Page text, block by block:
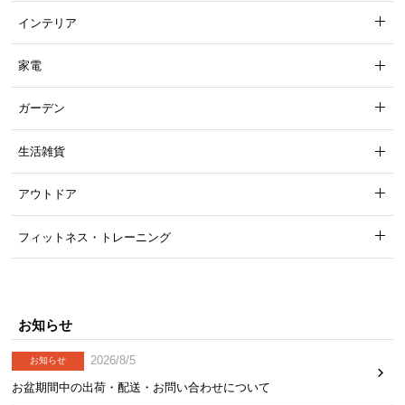
インテリア
家電
ガーデン
生活雑貨
アウトドア
フィットネス・トレーニング
お知らせ
お知らせ
2026/8/5
お盆期間中の出荷・配送・お問い合わせについて